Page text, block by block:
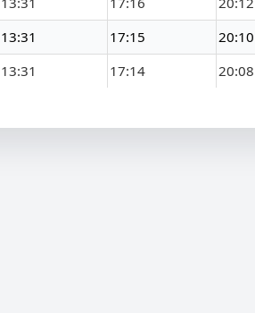
13:31 17:15 20:10
13:31 17:14 20:08